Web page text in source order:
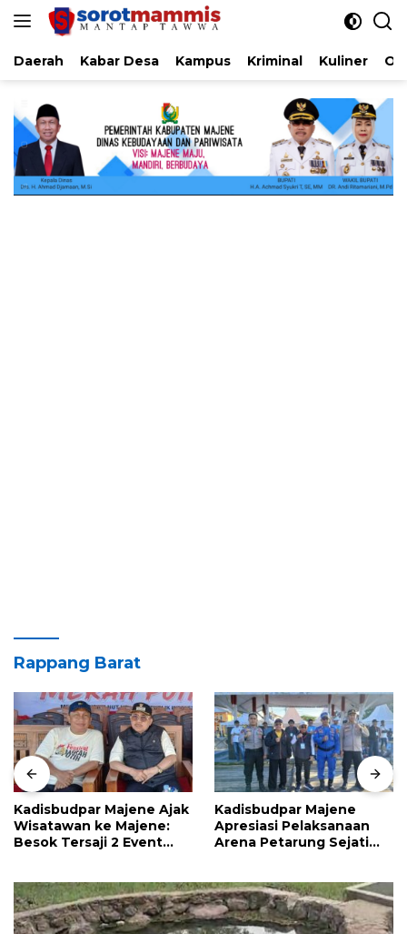
Langsung
Daerah Kabar Desa Kampus Kriminal Kuliner
Rappang Barat
Kadisbudpar Majene Ajak
Wisatawan ke Majene:
Besok Tersaji 2 Event
Kadisbudpar Majene
Apresiasi Pelaksanaan
Arena Petarung Sejati